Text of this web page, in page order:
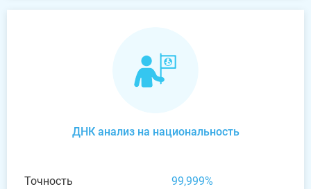
ДНК анализ на национальность
Точность
99,999%